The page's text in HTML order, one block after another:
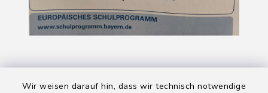
Wir weisen darauf hin, dass wir technisch notwendige